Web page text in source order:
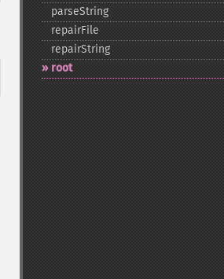
parseString
repairFile
repairString
root